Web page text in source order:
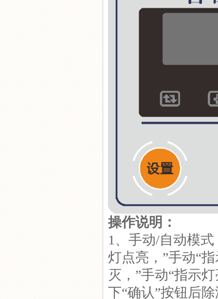
操作说明：
1、手动/自动模
灯点亮，”手动“
灭，”手动“指示
下“确认”按钮后